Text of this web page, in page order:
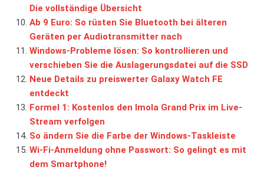
Die vollständige Übersicht
Ab 9 Euro: So rüsten Sie Bluetooth bei älteren
Geräten per Audiotransmitter nach
Windows-Probleme lösen: So kontrollieren und
verschieben Sie die Auslagerungsdatei auf die SSD
Neue Details zu preiswerter Galaxy Watch FE
entdeckt
Formel 1: Kostenlos den Imola Grand Prix im Live-
Stream verfolgen
So ändern Sie die Farbe der Windows-Taskleiste
Wi-Fi-Anmeldung ohne Passwort: So gelingt es mit
dem Smartphone!